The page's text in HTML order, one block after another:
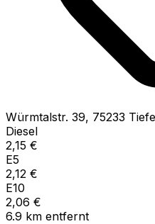
Würmtalstr. 39, 75233
Diesel
2,15 €
E5
2,12 €
E10
2,06 €
6.9 km entfernt